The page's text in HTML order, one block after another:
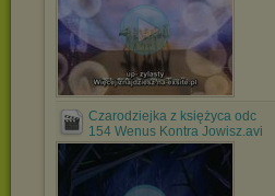
Czarodziejka z księżyca odc
154 Wenus Kontra Jowisz.avi